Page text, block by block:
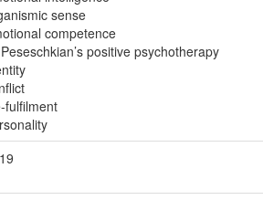
sense
competence
positive psychotherapy
fulfilment